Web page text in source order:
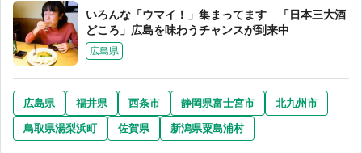
いろんな「ウマイ！」集まってます 「日本三大酒
どころ」広島を味わうチャンスが到来中
広島県
広島県 福井県 西条市 静岡県富士宮市
北九州市
鳥取県湯梨浜町
佐賀県 新潟県粟島浦村